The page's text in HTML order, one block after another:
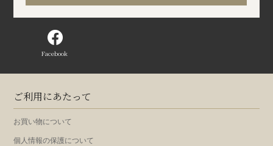
Facebook
ご利用にあたって
お買い物について
個人情報の保護について